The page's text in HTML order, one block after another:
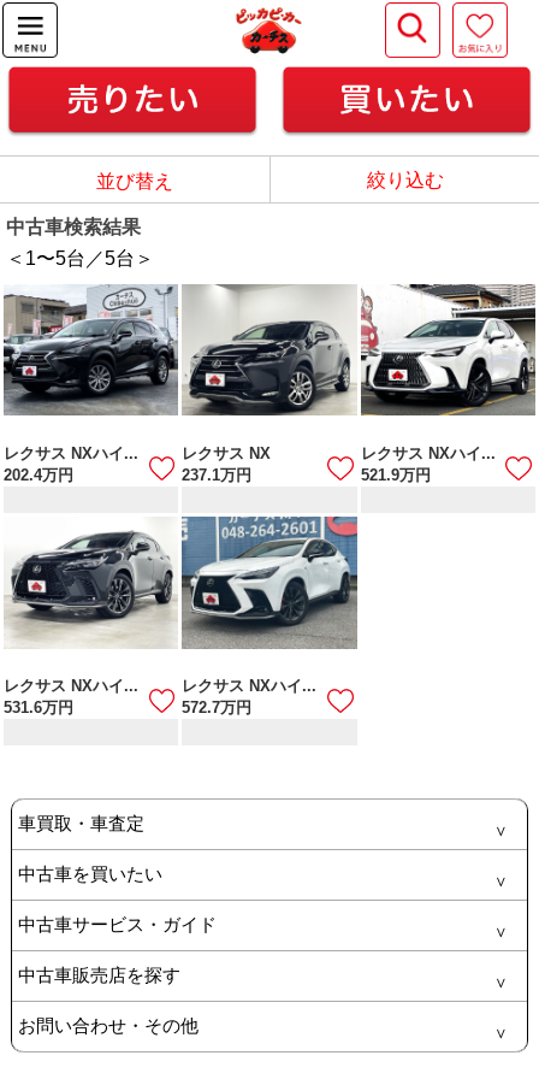
並び替え 絞り込む
中古車検索結果
＜1〜5台／5台＞
レクサス NXハイ...
202.4万円
レクサス NX
237.1万円
レクサス NXハイ...
521.9万円
レクサス NXハイ...
531.6万円
レクサス NXハイ...
572.7万円
車買取・車査定
中古車を買いたい
中古車サービス・ガイド
中古車販売店を探す
お問い合わせ・その他